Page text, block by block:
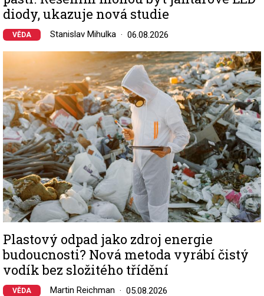
diody, ukazuje nová studie
VĚDA Stanislav Mihulka 06.08.2026
Image
Plastový odpad jako zdroj energie
budoucnosti? Nová metoda vyrábí čistý
vodík bez složitého třídění
VĚDA Martin Reichman 05.08.2026